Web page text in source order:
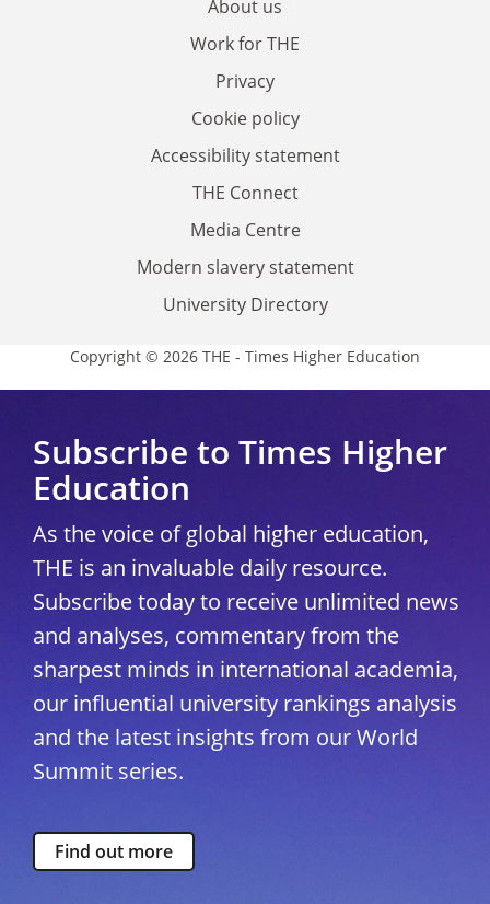
About us
Work for THE
Privacy
Cookie policy
Accessibility statement
THE Connect
Media Centre
Modern slavery statement
University Directory
Copyright © 2026 THE - Times Higher Education
Subscribe to Times Higher
Education
As the voice of global higher education,
THE is an invaluable daily resource.
Subscribe today to receive unlimited news
and analyses, commentary from the
sharpest minds in international academia,
our influential university rankings analysis
and the latest insights from our World
Summit series.
Find out more